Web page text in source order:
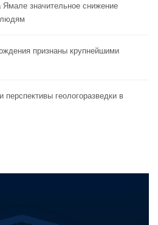
значительное снижение
признаны крупнейшими
геологоразведки в